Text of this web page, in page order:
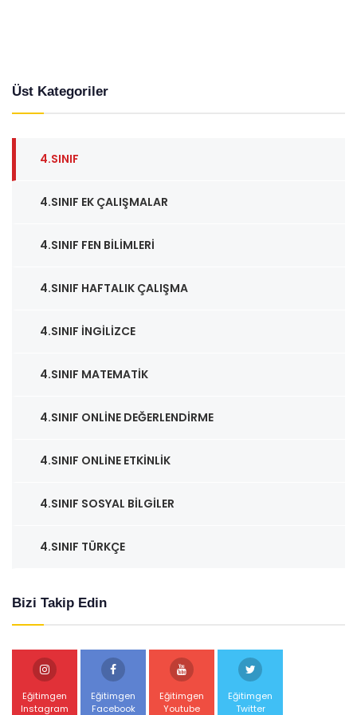
Üst Kategoriler
4.SINIF
4.SINIF EK ÇALIŞMALAR
4.SINIF FEN BILIMLERI
4.SINIF HAFTALIK ÇALIŞMA
4.SINIF İNGILIZCE
4.SINIF MATEMATIK
4.SINIF ONLINE DEĞERLENDIRME
4.SINIF ONLINE ETKINLIK
4.SINIF SOSYAL BILGILER
4.SINIF TÜRKÇE
Bizi Takip Edin
Eğitimgen
Instagram
Eğitimgen
Facebook
Eğitimgen
Youtube
Eğitimgen
Twitter